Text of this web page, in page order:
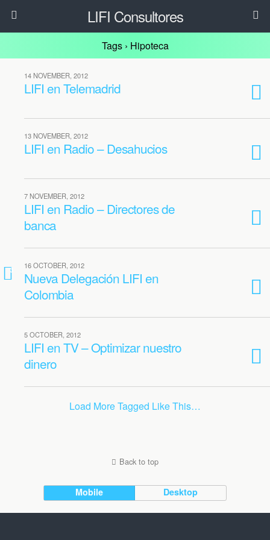
LIFI Consultores
Tags › Hipoteca
14 NOVEMBER, 2012
LIFI en Telemadrid
13 NOVEMBER, 2012
LIFI en Radio – Desahucios
7 NOVEMBER, 2012
LIFI en Radio – Directores de
banca
3 16 OCTOBER, 2012
Nueva Delegación LIFI en
Colombia
5 OCTOBER, 2012
LIFI en TV – Optimizar nuestro
dinero
Load More Tagged Like This…
Back to top
Mobile Desktop